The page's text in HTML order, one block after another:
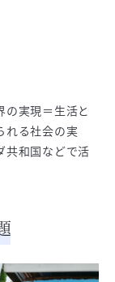
の実現＝生活と
れる社会の実
共和国などで活